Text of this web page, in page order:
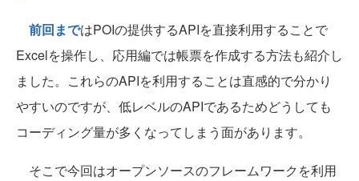
前回まではPOIの提供するAPIを直接利用することで
Excelを操作し、応用編では帳票を作成する方法も紹介し
ました。これらのAPIを利用することは直感的で分かり
やすいのですが、低レベルのAPIであるためどうしても
コーディング量が多くなってしまう面があります。
そこで今回はオープンソースのフレームワークを利用